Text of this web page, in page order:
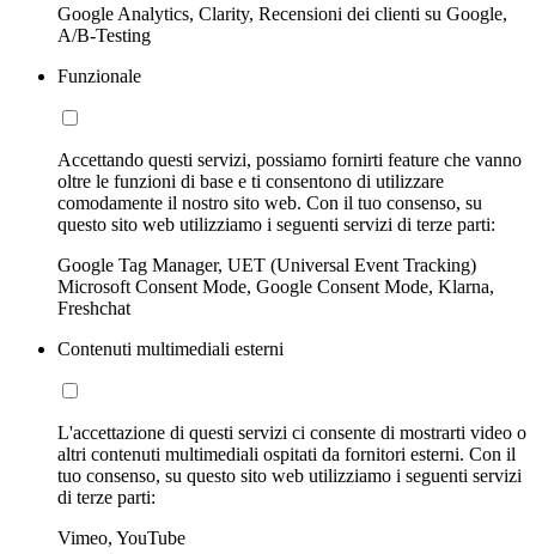
Google Analytics, Clarity, Recensioni dei clienti su Google,
A/B-Testing
Funzionale
Accettando questi servizi, possiamo fornirti feature che vanno
oltre le funzioni di base e ti consentono di utilizzare
comodamente il nostro sito web. Con il tuo consenso, su
questo sito web utilizziamo i seguenti servizi di terze parti:
Google Tag Manager, UET (Universal Event Tracking)
Microsoft Consent Mode, Google Consent Mode, Klarna,
Freshchat
Contenuti multimediali esterni
L'accettazione di questi servizi ci consente di mostrarti video o
altri contenuti multimediali ospitati da fornitori esterni. Con il
tuo consenso, su questo sito web utilizziamo i seguenti servizi
di terze parti:
Vimeo, YouTube